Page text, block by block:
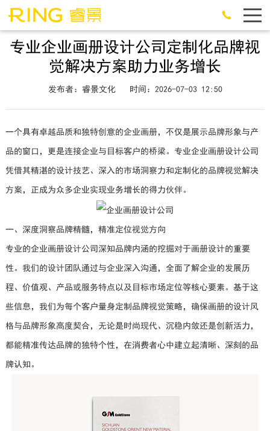
专业企业画册设计公司定制化品牌视
觉解决方案助力业务增长
发布者：睿景文化 时间：2026-07-03 12:50
一个具有卓越品质和独特创意的企业画册，不仅是展示品牌形象与产
品的窗口，更是连接企业与目标客户的桥梁。专业企业画册设计公司
凭借其精湛的设计技艺、深入的市场洞察力和定制化的品牌视觉解决
方案，正成为众多企业实现业务增长的得力伙伴。
一、深度洞察品牌精髓，精准定位视觉方向
专业的企业画册设计公司深知品牌内涵的挖掘对于画册设计的重要
性。我们的设计团队通过与企业深入沟通，全面了解企业的发展历
程、价值观、产品或服务特点以及目标市场定位等核心要素。基于这
些信息，我们为每个客户量身定制品牌视觉策略，确保画册的设计风
格与品牌形象高度契合，无论是时尚现代、沉稳内敛还是创新活力，
都能精准传达品牌的独特个性，在消费者心中建立起清晰、深刻的品
牌认知。